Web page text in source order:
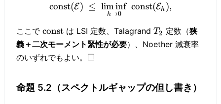
const(E) ≤
h→0
liminf const(Eh ),
ここで const は LSI 定数、Talagrand T2 定数（狭
義＋二次モーメント緊性が必要）、Noether 減衰率
のいずれでもよい。 □
命題 5.2（スペクトルギャップの但し書き）